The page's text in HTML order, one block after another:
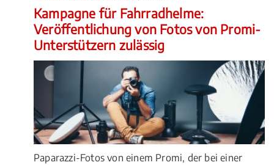
Kampagne für Fahrradhelme:
Veröffentlichung von Fotos von Promi-
Unterstützern zulässig
Paparazzi-Fotos von einem Promi, der bei einer